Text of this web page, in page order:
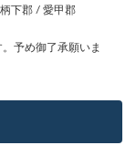
下郡 / 愛甲郡
予め御了承願いま